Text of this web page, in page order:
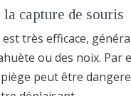
capture de souris
est très efficace,
ou des noix.
peut être